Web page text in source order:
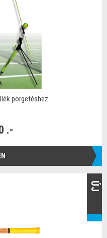
pörgetéshez
.-
ÚJ